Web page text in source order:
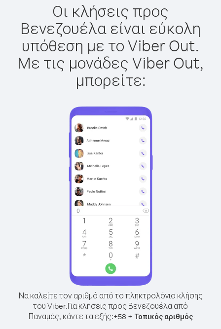
Οι κλήσεις προς
Βενεζουέλα είναι εύκολη
υπόθεση με το Viber Out.
Με τις μονάδες Viber Out,
μπορείτε:
Να καλείτε τον αριθμό από το πληκτρολόγιο κλήσης
του Viber.Για κλήσεις προς Βενεζουέλα από
Παναμάς, κάντε τα εξής:+58 + Τοπικός αριθμός